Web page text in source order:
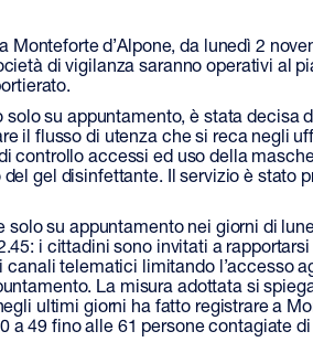
d’Alpone, da lunedì 2
di vigilanza saranno operativi al
solo su appuntamento, è stata decisa
il flusso di utenza che si reca negli
controllo accessi ed uso della
gel disinfettante. Il servizio è stato
solo su appuntamento nei giorni di
i cittadini sono invitati a
canali telematici limitando l’accesso
La misura adottata si
ultimi giorni ha fatto registrare a
a 49 fino alle 61 persone contagiate di